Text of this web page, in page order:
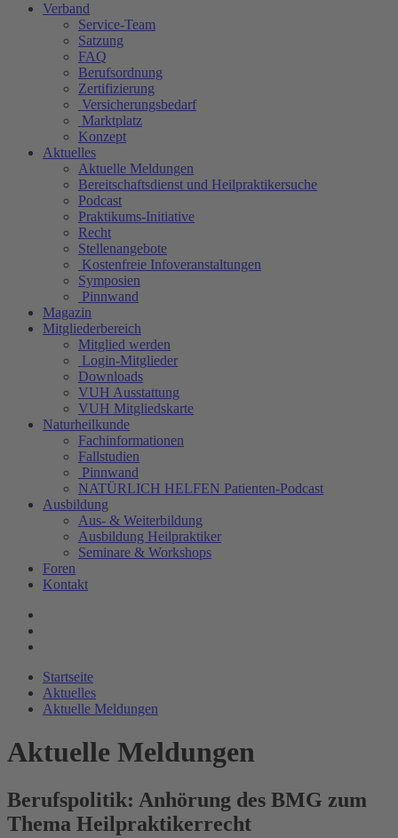
Verband
Service-Team
Satzung
FAQ
Berufsordnung
Zertifizierung
Versicherungsbedarf
Marktplatz
Konzept
Aktuelles
Aktuelle Meldungen
Bereitschaftsdienst und Heilpraktikersuche
Podcast
Praktikums-Initiative
Recht
Stellenangebote
Kostenfreie Infoveranstaltungen
Symposien
Pinnwand
Magazin
Mitgliederbereich
Mitglied werden
Login-Mitglieder
Downloads
VUH Ausstattung
VUH Mitgliedskarte
Naturheilkunde
Fachinformationen
Fallstudien
Pinnwand
NATÜRLICH HELFEN Patienten-Podcast
Ausbildung
Aus- & Weiterbildung
Ausbildung Heilpraktiker
Seminare & Workshops
Foren
Kontakt
Startseite
Aktuelles
Aktuelle Meldungen
Aktuelle Meldungen
Berufspolitik: Anhörung des BMG zum
Thema Heilpraktikerrecht